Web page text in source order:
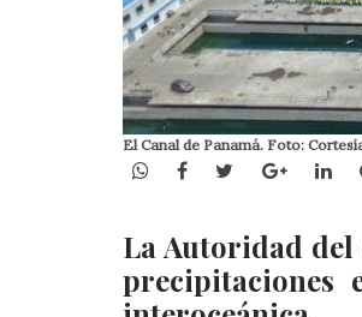
El Canal de Panamá. Foto:
WhatsApp
Facebook
TwitterGoogle+
La Autoridad del
precipitaciones